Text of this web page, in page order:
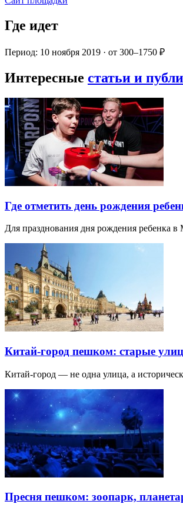
Где идет
Период: 10 ноября 2019 · от 300–1750 ₽
Интересные статьи и
Где отметить день рождения
Для празднования дня рождения ребенка
Китай-город пешком: старые
Китай-город — не одна улица, а
Пресня пешком: зоопарк,